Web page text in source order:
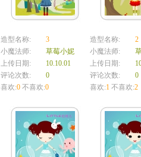
造型名称:
3
小魔法师:
草莓小妮
上传日期:
10.10.01
评论次数:
0
喜欢:0 不喜欢:0
造型名称:
2
小魔法师:
上传日期:
评论次数:
0
喜欢:1 不喜欢:2